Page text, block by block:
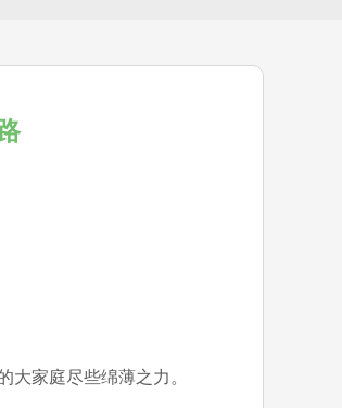
家庭尽些绵薄之力。